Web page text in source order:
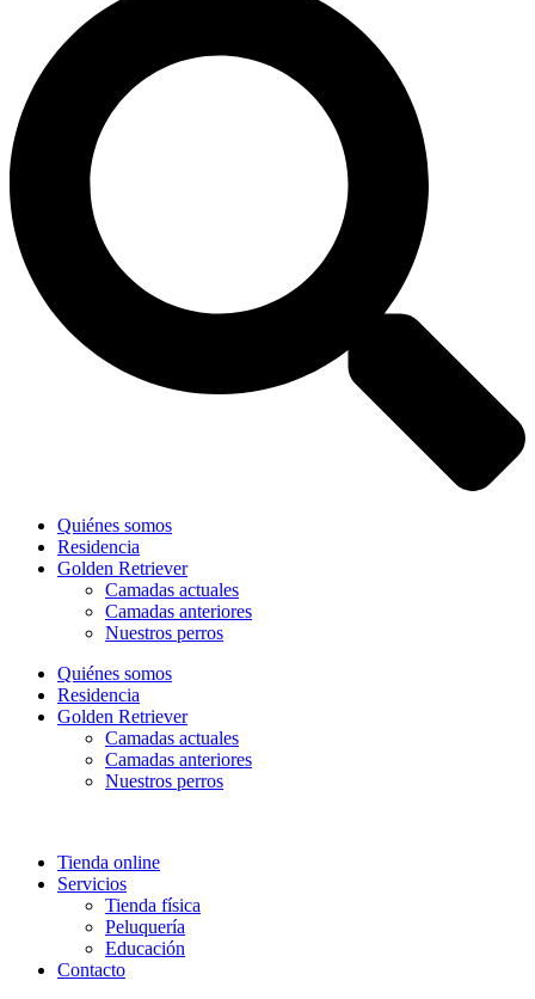
Quiénes somos
Residencia
Golden Retriever
Camadas actuales
Camadas anteriores
Nuestros perros
Quiénes somos
Residencia
Golden Retriever
Camadas actuales
Camadas anteriores
Nuestros perros
Tienda online
Servicios
Tienda física
Peluquería
Educación
Contacto